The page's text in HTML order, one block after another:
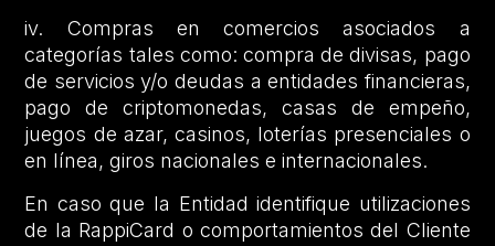
iv. Compras en comercios asociados a
categorías tales como: compra de divisas, pago
de servicios y/o deudas a entidades financieras,
pago de criptomonedas, casas de empeño,
juegos de azar, casinos, loterías presenciales o
en línea, giros nacionales e internacionales.
En caso que la Entidad identifique utilizaciones
de la RappiCard o comportamientos del Cliente